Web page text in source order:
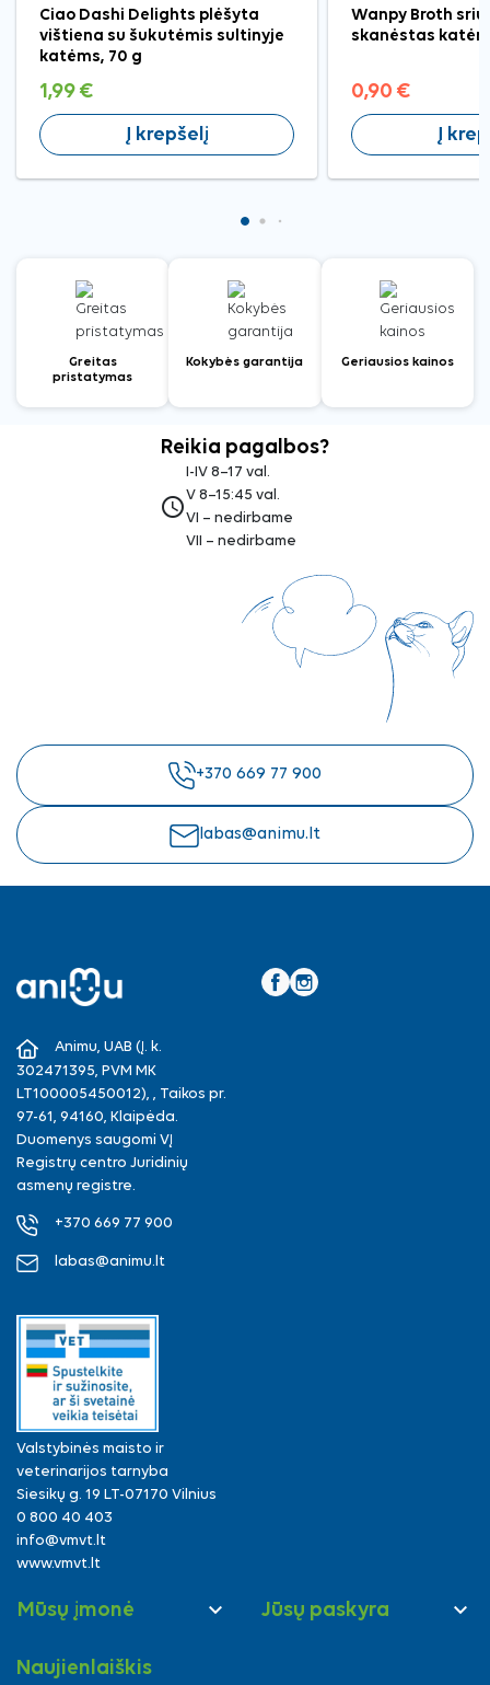
Ciao Dashi Delights plėšyta
vištiena su šukutėmis sultinyje
katėms, 70 g
1,99 €
Į krepšelį
Wanpy Broth
skanėstas
0,90 €
Į
Greitas
pristatymas
Kokybės garantija Geriausios kainos
Reikia pagalbos?
access_time
I-IV 8–17 val.
V 8–15:45 val.
VI – nedirbame
VII – nedirbame
+370 669 77 900
labas@animu.lt
Animu, UAB (Į. k.
302471395, PVM MK
LT100005450012), , Taikos pr.
97-61, 94160, Klaipėda.
Duomenys saugomi VĮ
Registrų centro Juridinių
asmenų registre.
+370 669 77 900
labas@animu.lt
Valstybinės maisto ir
veterinarijos tarnyba
Siesikų g. 19 LT-07170 Vilnius
0 800 40 403
info@vmvt.lt
www.vmvt.lt
Mūsų įmonė  Jūsų paskyra 
Naujienlaiškis